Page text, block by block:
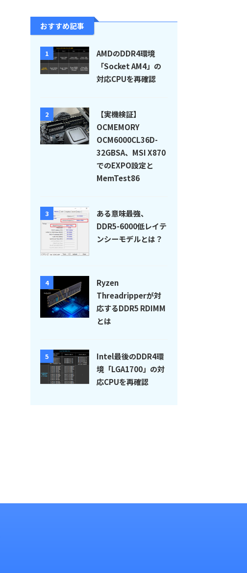
おすすめ記事
1
AMDのDDR4環境
「Socket AM4」の
対応CPUを再確認
2
【実機検証】
OCMEMORY
OCM6000CL36D-
32GBSA、MSI X870
でのEXPO設定と
MemTest86
3
ある意味最強、
DDR5-6000低レイテ
ンシーモデルとは？
4
Ryzen
Threadripperが対
応するDDR5 RDIMM
とは
5
Intel最後のDDR4環
境「LGA1700」の対
応CPUを再確認